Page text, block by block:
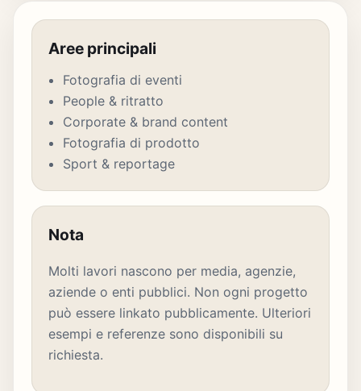
Aree principali
Fotografia di eventi
People & ritratto
Corporate & brand content
Fotografia di prodotto
Sport & reportage
Nota
Molti lavori nascono per media, agenzie,
aziende o enti pubblici. Non ogni progetto
può essere linkato pubblicamente. Ulteriori
esempi e referenze sono disponibili su
richiesta.